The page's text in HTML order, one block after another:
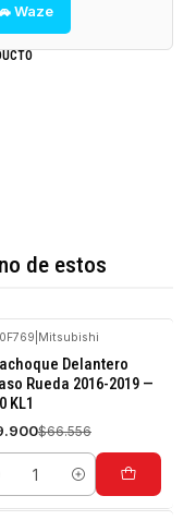
Waze
de estos
OFF
Mitsubishi
Delantero
Rueda 2016-2019 —
KL1
$66.556